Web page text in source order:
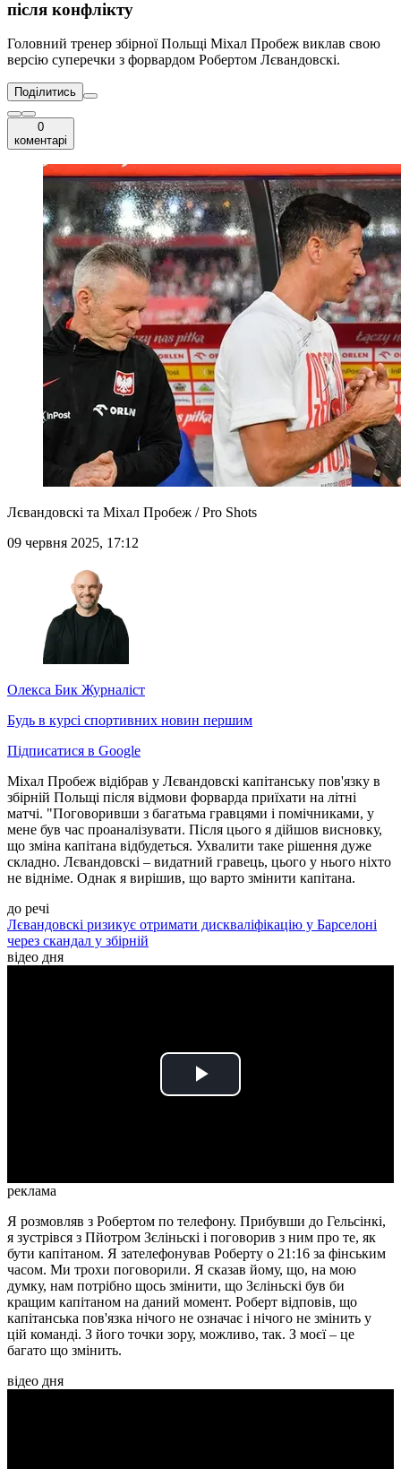
після конфлікту
Головний тренер збірної Польщі Міхал Пробеж виклав свою
версію суперечки з форвардом Робертом Лєвандовскі.
Поділитись
0
коментарі
Лєвандовскі та Міхал Пробеж / Pro Shots
09 червня 2025, 17:12
Олекса Бик Журналіст
Будь в курсі спортивних новин першим
Підписатися в Google
Міхал Пробеж відібрав у Лєвандовскі капітанську пов'язку в
збірній Польщі після відмови форварда приїхати на літні
матчі. "Поговоривши з багатьма гравцями і помічниками, у
мене був час проаналізувати. Після цього я дійшов висновку,
що зміна капітана відбудеться. Ухвалити таке рішення дуже
складно. Лєвандовскі – видатний гравець, цього у нього ніхто
не відніме. Однак я вирішив, що варто змінити капітана.
до речі
Лєвандовскі ризикує отримати дискваліфікацію у Барселоні
через скандал у збірній
відео дня
Play
реклама
Я розмовляв з Робертом по телефону. Прибувши до Гельсінкі,
я зустрівся з Пйотром Зєліньскі і поговорив з ним про те, як
бути капітаном. Я зателефонував Роберту о 21:16 за фінським
часом. Ми трохи поговорили. Я сказав йому, що, на мою
думку, нам потрібно щось змінити, що Зєліньскі був би
кращим капітаном на даний момент. Роберт відповів, що
капітанська пов'язка нічого не означає і нічого не змінить у
цій команді. З його точки зору, можливо, так. З моєї – це
багато що змінить.
відео дня